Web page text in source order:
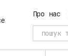
Про нас